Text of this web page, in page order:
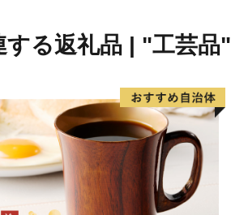
する返礼品 | "工芸品"